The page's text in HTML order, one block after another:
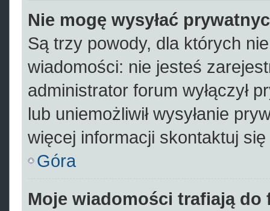
Nie mogę wysyłać
Są trzy powody, dla których
wiadomości: nie jesteś
administrator forum wyłączył
lub uniemożliwił wysyłanie
więcej informacji skontaktuj
Góra
Moje wiadomości trafiają do